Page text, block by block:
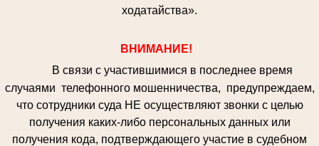
ходатайства».
ВНИМАНИЕ!
В связи с участившимися в последнее время
случаями телефонного мошенничества, предупреждаем,
что сотрудники суда НЕ осуществляют звонки с целью
получения каких-либо персональных данных или
получения кода, подтверждающего участие в судебном